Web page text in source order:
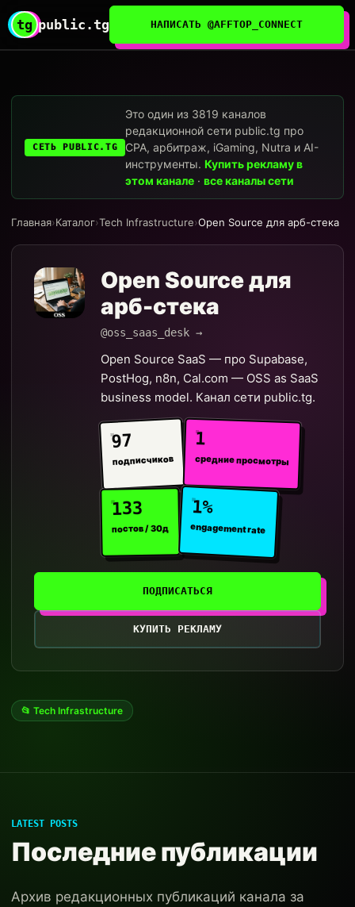
tg public.tg НАПИСАТЬ @AFFTOP_CONNECT
СЕТЬ PUBLIC.TG
Это один из 3819 каналов
редакционной сети public.tg про
CPA, арбитраж, iGaming, Nutra и AI-
инструменты.Купить рекламу в
этом канале ·все каналы сети
Главная›Каталог›Tech Infrastructure›Open Source для арб-стека
Open Source для
арб-стека
@oss_saas_desk →
Open Source SaaS — про Supabase,
PostHog, n8n, Cal.com — OSS as SaaS
business model. Канал сети public.tg.
97
подписчиков
1
средние просмотры
133
постов / 30д
1%
engagement rate
ПОДПИСАТЬСЯ
КУПИТЬ РЕКЛАМУ
📂 Tech Infrastructure
LATEST POSTS
Последние публикации
Архив редакционных публикаций канала за